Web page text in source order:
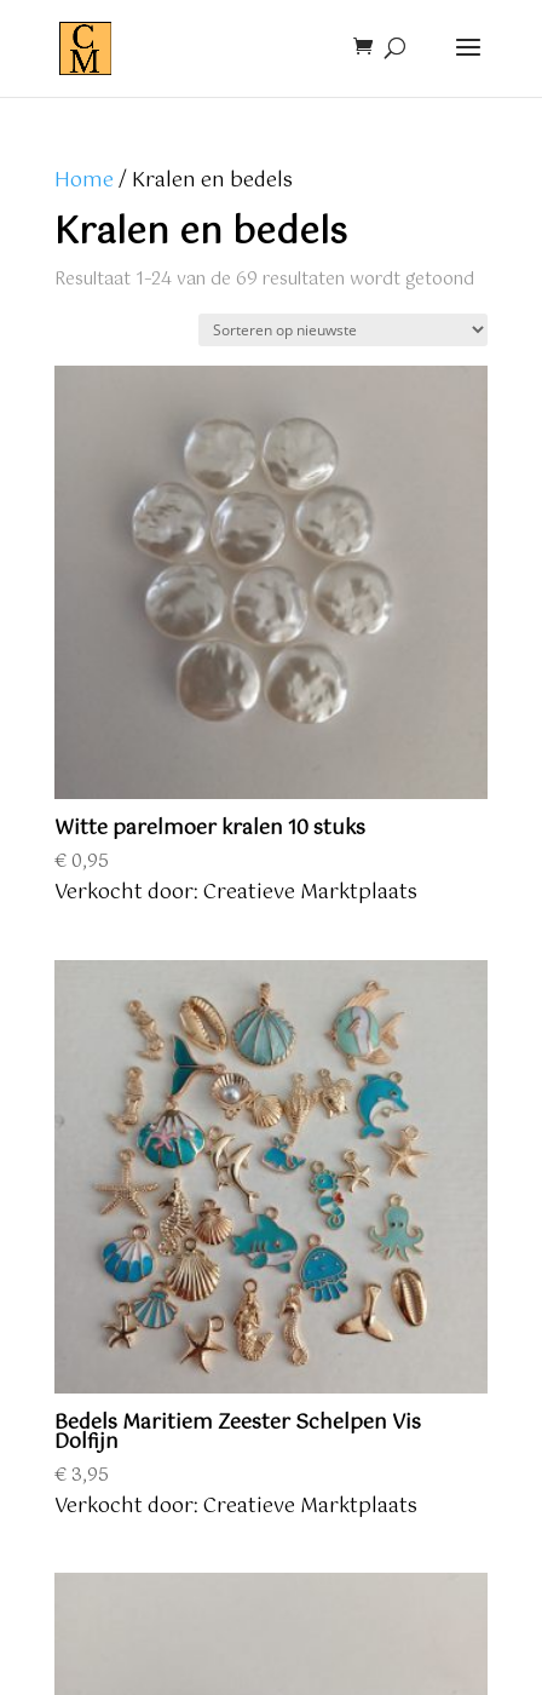
Home/ Kralen en bedels
Kralen en bedels
Resultaat 1–24 van de 69 resultaten wordt getoond
Witte parelmoer kralen 10 stuks
€0,95
Verkocht door: Creatieve Marktplaats
Bedels Maritiem Zeester Schelpen Vis
Dolfijn
€3,95
Verkocht door: Creatieve Marktplaats